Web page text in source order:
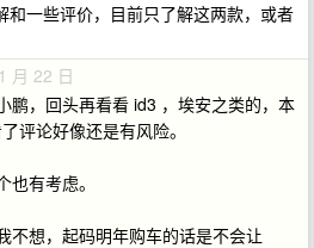
和一些评价，目前只了解这两款，或者
月 22 日
鹏，回头再看看 id3 ，埃安之类的，本
评论好像还是有风险。
有考虑。
不想，起码明年购车的话是不会让